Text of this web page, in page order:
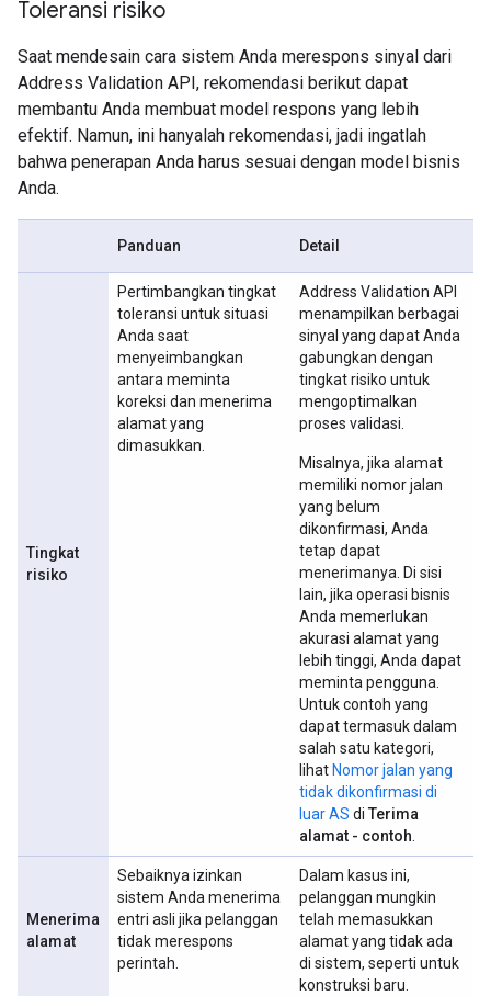
Toleransi risiko
Saat mendesain cara sistem Anda merespons sinyal dari
Address Validation API, rekomendasi berikut dapat
membantu Anda membuat model respons yang lebih
efektif. Namun, ini hanyalah rekomendasi, jadi ingatlah
bahwa penerapan Anda harus sesuai dengan model bisnis
Anda.
Panduan Detail
Tingkat
risiko
Pertimbangkan tingkat
toleransi untuk situasi
Anda saat
menyeimbangkan
antara meminta
koreksi dan menerima
alamat yang
dimasukkan.
Address Validation API
menampilkan berbagai
sinyal yang dapat Anda
gabungkan dengan
tingkat risiko untuk
mengoptimalkan
proses validasi.
Misalnya, jika alamat
memiliki nomor jalan
yang belum
dikonfirmasi, Anda
tetap dapat
menerimanya. Di sisi
lain, jika operasi bisnis
Anda memerlukan
akurasi alamat yang
lebih tinggi, Anda dapat
meminta pengguna.
Untuk contoh yang
dapat termasuk dalam
salah satu kategori,
lihat Nomor jalan yang
tidak dikonfirmasi di
luar AS di Terima
alamat - contoh
Menerima
alamat
Sebaiknya izinkan
sistem Anda menerima
entri asli jika pelanggan
tidak merespons
perintah.
Dalam kasus ini,
pelanggan mungkin
telah memasukkan
alamat yang tidak ada
di sistem, seperti untuk
konstruksi baru.